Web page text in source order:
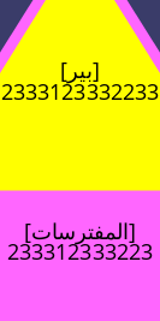
[المفترسات]
233312333223
[بير]
2333123332233